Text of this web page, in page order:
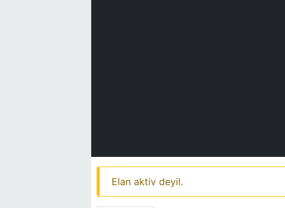
Elan aktiv deyil.